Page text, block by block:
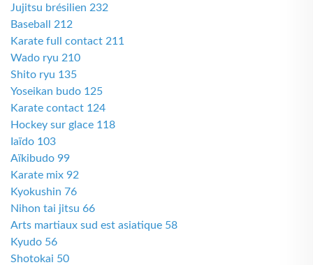
Jujitsu brésilien 232
Baseball 212
Karate full contact 211
Wado ryu 210
Shito ryu 135
Yoseikan budo 125
Karate contact 124
Hockey sur glace 118
Iaïdo 103
Aïkibudo 99
Karate mix 92
Kyokushin 76
Nihon tai jitsu 66
Arts martiaux sud est asiatique 58
Kyudo 56
Shotokai 50